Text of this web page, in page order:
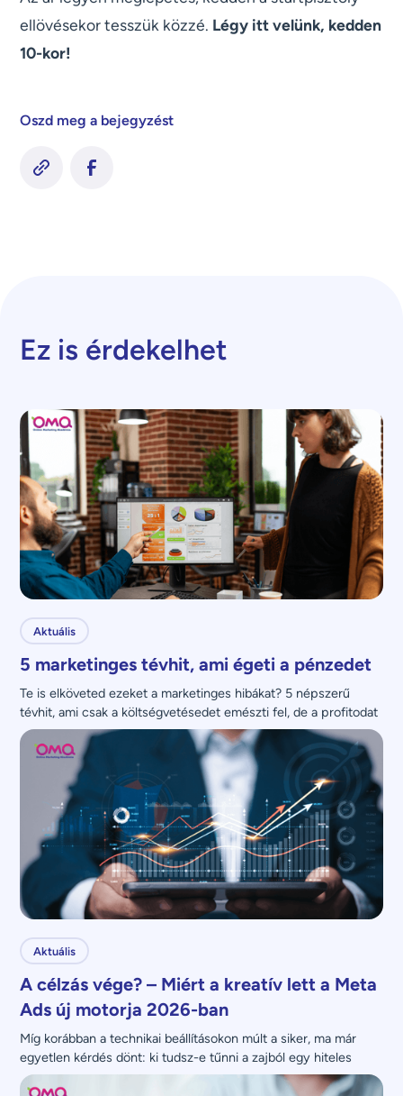
ellövésekor tesszük közzé. Légy itt velünk, kedden
10-kor!
Oszd meg a bejegyzést
Ez is érdekelhet
Aktuális
5 marketinges tévhit, ami égeti a pénzedet
Te is elköveted ezeket a marketinges hibákat? 5 népszerű
tévhit, ami csak a költségvetésedet emészti fel, de a profitodat
nem növeli.
Aktuális
A célzás vége? – Miért a kreatív lett a Meta
Ads új motorja 2026-ban
Míg korábban a technikai beállításokon múlt a siker, ma már
egyetlen kérdés dönt: ki tudsz-e tűnni a zajból egy hiteles
üzenettel?